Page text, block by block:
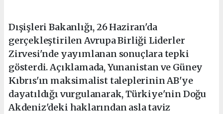
Dışişleri Bakanlığı, 26 Haziran'da
gerçekleştirilen Avrupa Birliği Liderler
Zirvesi'nde yayımlanan sonuçlara tepki
gösterdi. Açıklamada, Yunanistan ve Güney
Kıbrıs'ın maksimalist taleplerinin AB'ye
dayatıldığı vurgulanarak, Türkiye'nin Doğu
Akdeniz'deki haklarından asla taviz